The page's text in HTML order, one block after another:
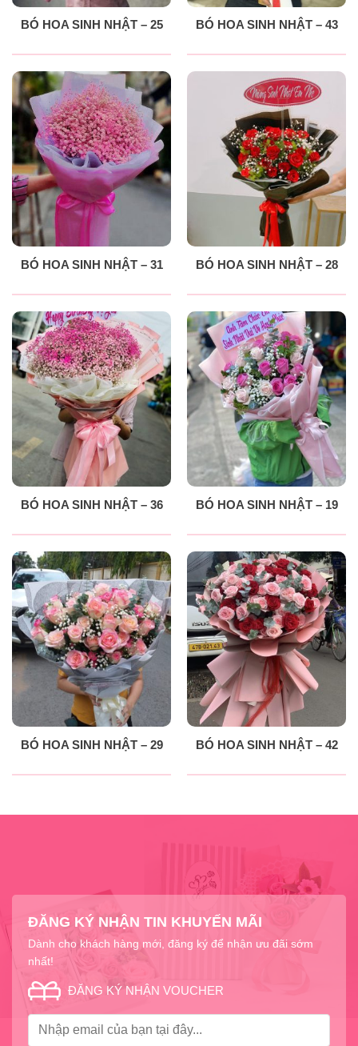
BÓ HOA SINH NHẬT – 25 BÓ HOA SINH NHẬT – 43
BÓ HOA SINH NHẬT – 31 BÓ HOA SINH NHẬT – 28
BÓ HOA SINH NHẬT – 36 BÓ HOA SINH NHẬT – 19
BÓ HOA SINH NHẬT – 29 BÓ HOA SINH NHẬT – 42
ĐĂNG KÝ NHẬN TIN KHUYẾN MÃI
Dành cho khách hàng mới, đăng ký để nhận ưu đãi sớm
nhất!
ĐĂNG KÝ NHẬN VOUCHER